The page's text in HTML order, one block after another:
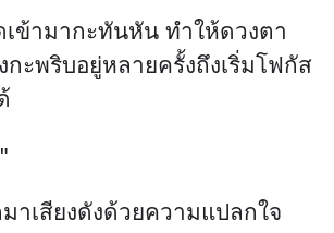
เข้ามากะทันหัน ทำให้ดวงตา
กะพริบอยู่หลายครั้งถึงเริ่มโฟกัส
าเสียงดังด้วยความแปลกใจ